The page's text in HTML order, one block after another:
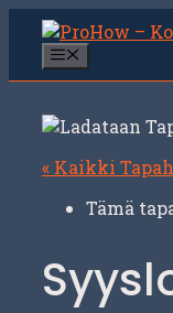
Siirry
sisältöön
« Kaikki
Tämä